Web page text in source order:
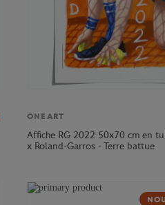
ONEART
Affiche RG 2022 50x70 cm en
x Roland-Garros - Terre battue